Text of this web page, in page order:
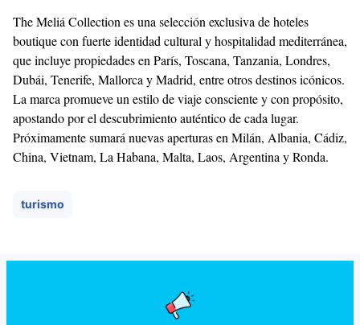
The Meliá Collection es una selección exclusiva de hoteles
boutique con fuerte identidad cultural y hospitalidad mediterránea,
que incluye propiedades en París, Toscana, Tanzania, Londres,
Dubái, Tenerife, Mallorca y Madrid, entre otros destinos icónicos.
La marca promueve un estilo de viaje consciente y con propósito,
apostando por el descubrimiento auténtico de cada lugar.
Próximamente sumará nuevas aperturas en Milán, Albania, Cádiz,
China, Vietnam, La Habana, Malta, Laos, Argentina y Ronda.
turismo